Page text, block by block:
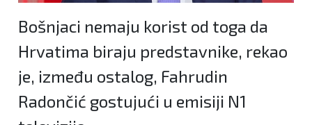
Bošnjaci nemaju korist od toga da
Hrvatima biraju predstavnike, rekao
je, između ostalog, Fahrudin
Radončić gostujući u emisiji N1